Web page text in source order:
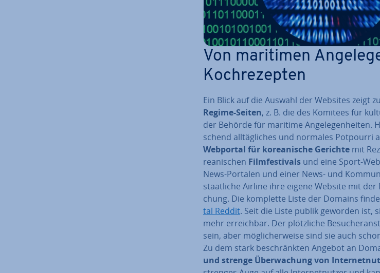
Von maritimen
Koch­re­zep­ten
Ein Blick auf die Auswahl der Websites zeigt
Regime-Seiten, z. B. die des Komitees für
der Behörde für maritime An­ge­le­gen­hei­ten.
schend all­täg­li­ches und normales Potpourri
Webportal für ko­rea­ni­sche Gerichte mit
rea­ni­schen Film­fes­ti­vals und eine Sport-
News-Portalen und einer News- und
staat­li­che Airline ihre eigene Website mit
chung. Die komplette Liste der Domains
tal Reddit. Seit die Liste publik geworden ist,
mehr er­reich­bar. Der plötz­li­che
sein, aber mög­li­cher­wei­se sind sie auch
Zu dem stark be­schränk­ten Angebot an
und strenge Über­wa­chung von